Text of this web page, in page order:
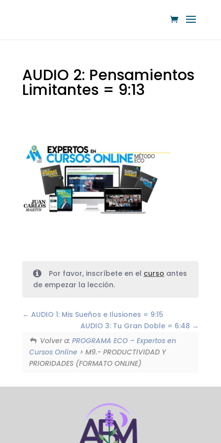
AUDIO 2: Pensamientos
Limitantes = 9:13
Por favor, inscríbete en el curso antes
de empezar la lección.
AUDIO 1: Mis Sueños e Ilusiones = 9:15
AUDIO 3: Tu Gran Doble = 6:48
Volver a:PROGRAMA ECO – Expertos en
Cursos Online > M9.- PRODUCTIVIDAD Y
PRIORIDADES (FORMATO ONLINE)